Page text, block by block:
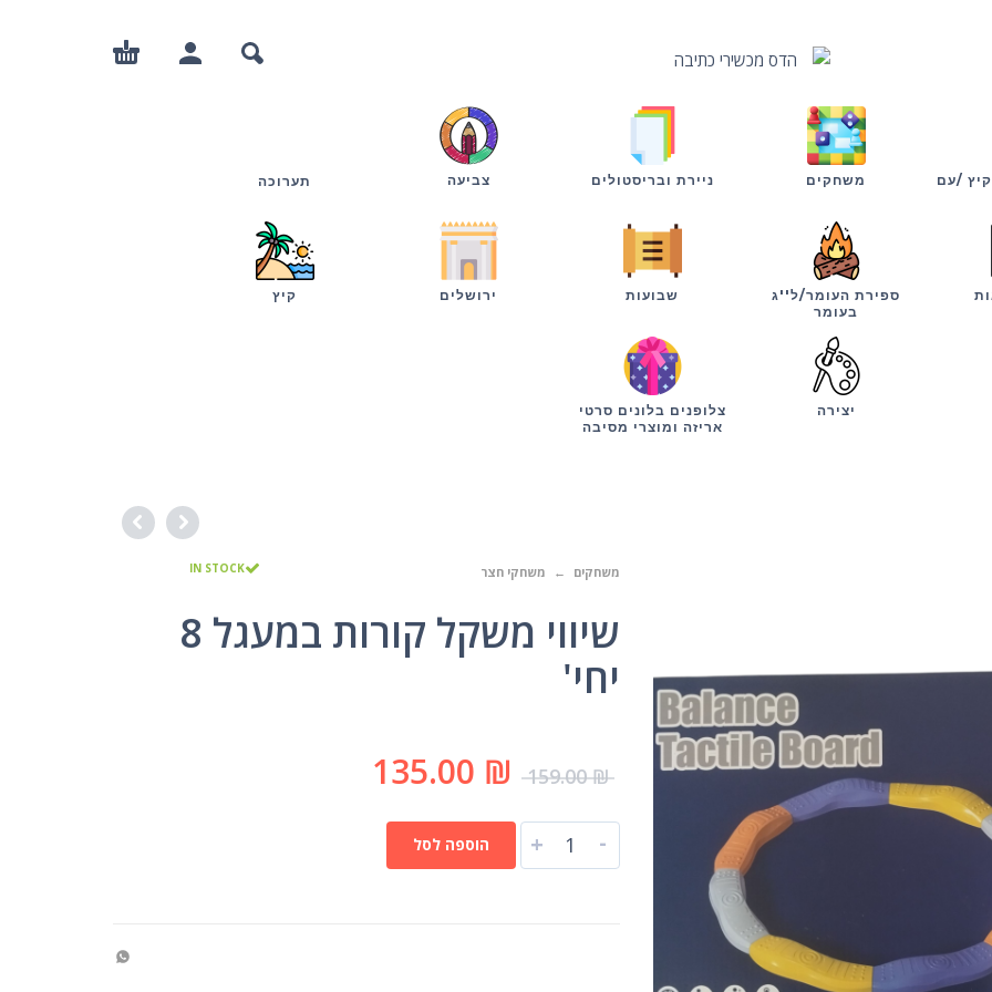
/עם משחקים ניירת ובריסטולים צביעה תערוכה
ספירת העומר/ל''ג
בעומר
שבועות ירושלים קיץ
יצירה
צלופנים בלונים סרטי
אריזה ומוצרי מסיבה
משחקים משחקי חצר IN STOCK
שיווי משקל קורות במעגל 8
יחי'
159.00₪
135.00 ₪
-
+ הוספה לסל